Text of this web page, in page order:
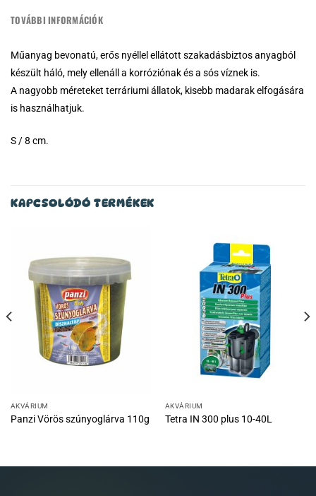
TOVÁBBI INFORMÁCIÓK
Műanyag bevonatú, erős nyéllel ellátott szakadásbiztos anyagból
készült háló, mely ellenáll a korróziónak és a sós víznek is.
A nagyobb méreteket terráriumi állatok, kisebb madarak elfogására
is használhatjuk.
S / 8 cm.
KAPCSOLÓDÓ TERMÉKEK
AKVÁRIUM
Panzi Vörös szúnyoglárva 110g
AKVÁRIUM
Tetra IN 300 plus 10-40L